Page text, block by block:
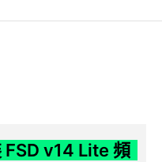
v14 Lite 頻